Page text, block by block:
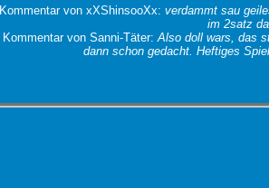
Kommentar von xXShinsooXx:verdammt sau
im 2satz
Kommentar von Sanni-Täter:Also doll wars, das
dann schon gedacht. Heftiges